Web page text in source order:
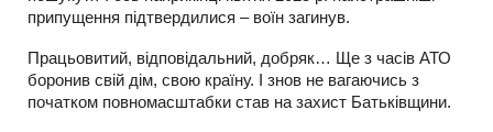
припущення підтвердилися – воїн загинув.
Працьовитий, відповідальний, добряк… Ще з часів АТО
боронив свій дім, свою країну. І знов не вагаючись з
початком повномасштабки став на захист Батьківщини.